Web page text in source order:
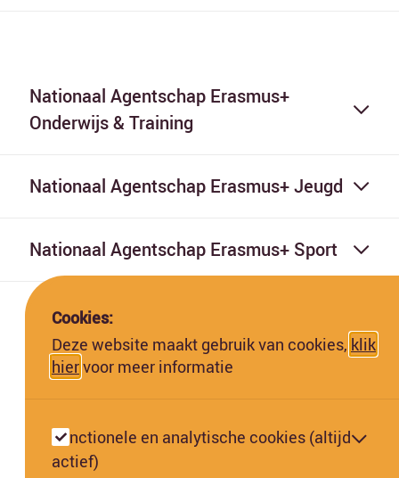
Nationaal Agentschap Erasmus+
Onderwijs & Training
Nationaal Agentschap Erasmus+ Jeugd
Nationaal Agentschap Erasmus+ Sport
gesteld voor de inhoud hiervan.
Cookies:
Deze website maakt gebruik van cookies, klik
hiervoor meer informatie
Functionele en analytische cookies (altijd
actief)